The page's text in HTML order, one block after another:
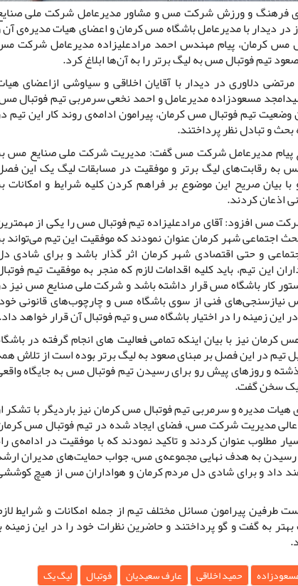
فرهنگ و ورزش شرکت مس و مشاور مدیرعامل شرکت ملی
در دیدار با مدیرعامل باشگاه مس کرمان و اعضای هیات مدیره‌ی
مس کرمان، پیام مهندس احمد مرادعلیزاده مدیرعامل شرکت
صعود تیم فوتبال مس به لیگ برتر را به آن‌ها ابلاغ کرد.
دلاوری در دیدار با آقایان اخلاقی و سیاوشی ازاعضای
مسعودزاده مدیرعامل و احمد نخعی سرمربی تیم فوتبال
تیم فوتبال مس کرمان، پیرامون ادامه‌ی روند کار این تیم
و تبادل نظر پرداختند.
پیام مدیرعامل شرکت مس گفت: مدیریت شرکت ملی صنایع مس
به رقابت‌های لیگ برتر و موفقیت در مسابقات لیگ یک این
با بیان صریح این موضوع بر فراهم کردن کلیه شرایط و امکانات
اذعان کردند.
مس افزود: آقای مرادعلیزاده تیم فوتبال مس را یکی از
اجتماعی شهر کرمان عنوان نمودند که موفقیت این تیم می‌تواند
و حتی اقتصادی شهر کرمان اثر گذار باشد و برای شادی
این تیم، باید کلیه اقدامات لازم که منجر به موفقیت تیم
کار باشگاه مس قرار داشته باشد و شرکت ملی صنایع مس نیز
نیازسنجی‌های فنی از سوی باشگاه مس و چارچوب‌های قانونی
این زمینه را در اختیار باشگاه مس و تیم فوتبال آن قرار خواهد داد.
کرمان نیز با بیان اینکه تمامی فعالیت های انجام گرفته در
تیم در این فصل بر مبنای صعود به لیگ برتر بوده است از تلاش
و روزهای پیش رو برای رسیدن تیم فوتبال مس به جایگاه
سخن گفت.
مدیره و سرمربی تیم فوتبال مس کرمان نیز باردیگر با تشکر
مدیریت شرکت مس، فضای ایجاد شده در تیم فوتبال مس
مطلوب عنوان کردند و تاکید نمودند که با موفقیت در ادامه‌ی
به هدف نهایی مجموعه‌ی مس، جواب حمایت‌های مدیران
داد و برای شادی دل مردم کرمان و هواداران مس از هیچ
طرفین پیرامون مسائل مختلف تیم از جمله امکانات و شرایط
به گفت و گو پرداختند و حاضرین نظرات خود را در این زمینه
حمید اخلاقی عارف سعیدیان فوتبال
لیگ یک